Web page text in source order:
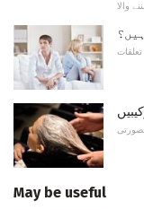
والا
تعلقات
May be useful